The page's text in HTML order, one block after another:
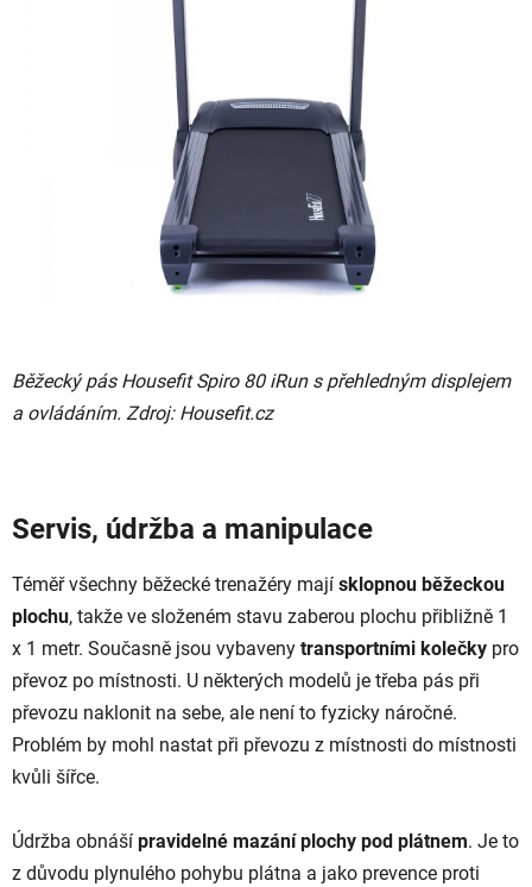
Běžecký pás Housefit Spiro 80 iRun s přehledným displejem
a ovládáním. Zdroj: Housefit.cz
Servis, údržba a manipulace
Téměř všechny běžecké trenažéry mají sklopnou běžeckou
plochu, takže ve složeném stavu zaberou plochu přibližně 1
x 1 metr. Současně jsou vybaveny transportními kolečky pro
převoz po místnosti. U některých modelů je třeba pás při
převozu naklonit na sebe, ale není to fyzicky náročné.
Problém by mohl nastat při převozu z místnosti do místnosti
kvůli šířce.
Údržba obnáší pravidelné mazání plochy pod plátnem. Je to
z důvodu plynulého pohybu plátna a jako prevence proti